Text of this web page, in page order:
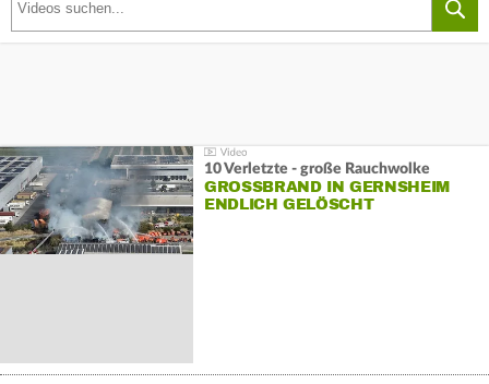
10 Verletzte - große Rauchwolke
GROSSBRAND IN GERNSHEIM E
NDLICH GELÖSCHT